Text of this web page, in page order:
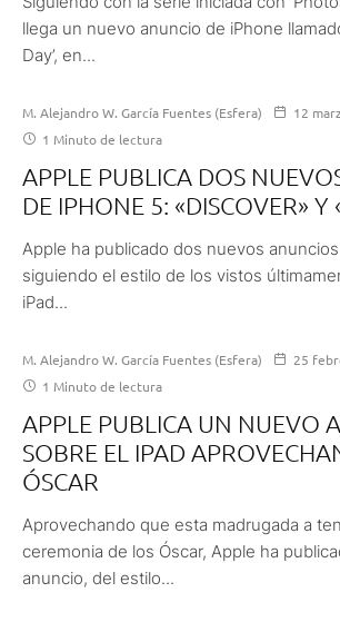
llega un nuevo anuncio de iPhone
Day’, en...
M. Alejandro W. García Fuentes (Esfera)
12
1 Minuto de lectura
APPLE PUBLICA DOS
DE IPHONE 5: «DISCOVER» Y
Apple ha publicado dos nuevos
siguiendo el estilo de los vistos
iPad...
M. Alejandro W. García Fuentes (Esfera)
25
1 Minuto de lectura
APPLE PUBLICA UN NUEVO
SOBRE EL IPAD
ÓSCAR
Aprovechando que esta madrugada a
ceremonia de los Óscar, Apple ha
anuncio, del estilo...